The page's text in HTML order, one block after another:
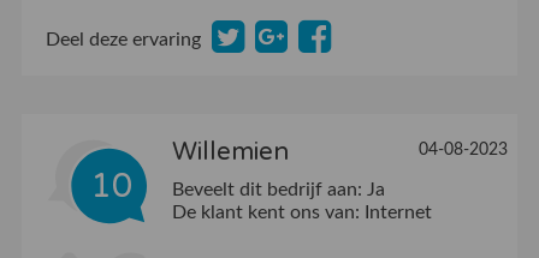
Deel deze ervaring
10
Willemien 04-08-2023
Beveelt dit bedrijf aan: Ja
De klant kent ons van:
Internet